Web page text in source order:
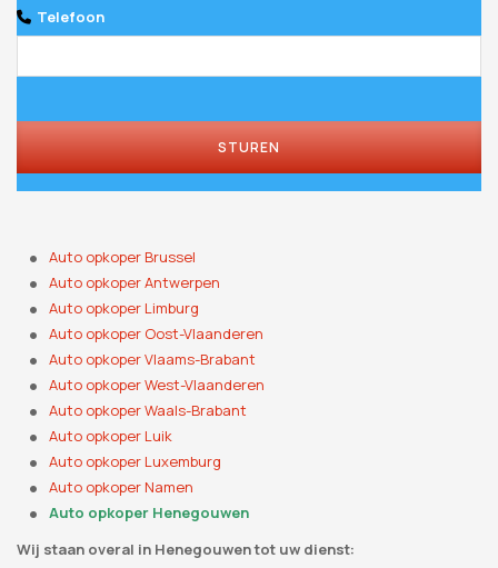
Telefoon
STUREN
Auto opkoper Brussel
Auto opkoper Antwerpen
Auto opkoper Limburg
Auto opkoper Oost-Vlaanderen
Auto opkoper Vlaams-Brabant
Auto opkoper West-Vlaanderen
Auto opkoper Waals-Brabant
Auto opkoper Luik
Auto opkoper Luxemburg
Auto opkoper Namen
Auto opkoper Henegouwen
Wij staan ​​overal in Henegouwen tot uw dienst: